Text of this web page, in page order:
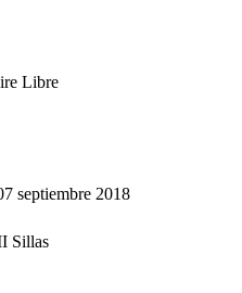
Libre
septiembre 2018
Sillas